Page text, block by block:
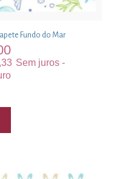
Fundo do Mar
Sem juros -